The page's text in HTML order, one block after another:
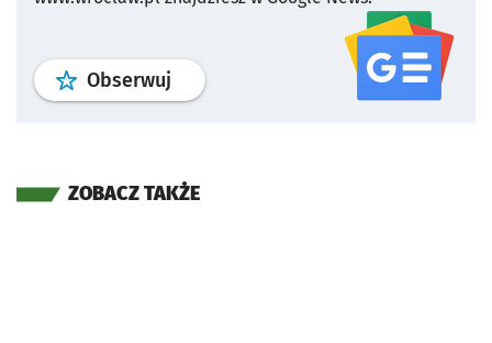
Obserwuj profil serwisu
ZOBACZ TAKŻE